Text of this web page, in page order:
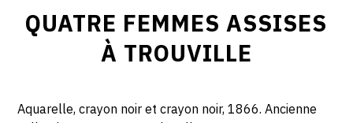
QUATRE FEMMES ASSISES
À TROUVILLE
Aquarelle, crayon noir et crayon noir, 1866. Ancienne